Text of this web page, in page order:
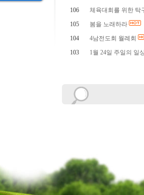
106
체육대회를 위한 탁
105
봄을 노래하라
104
4남전도회 월례회
103
1월 24일 주일의 일